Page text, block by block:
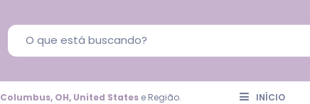
Columbus, OH, United States e Região. INÍCIO